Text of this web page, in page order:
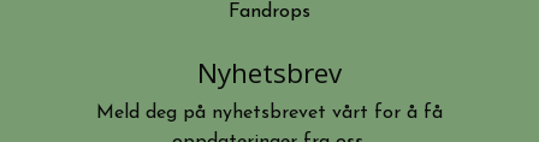
Fandrops
Nyhetsbrev
Meld deg på nyhetsbrevet vårt for å få